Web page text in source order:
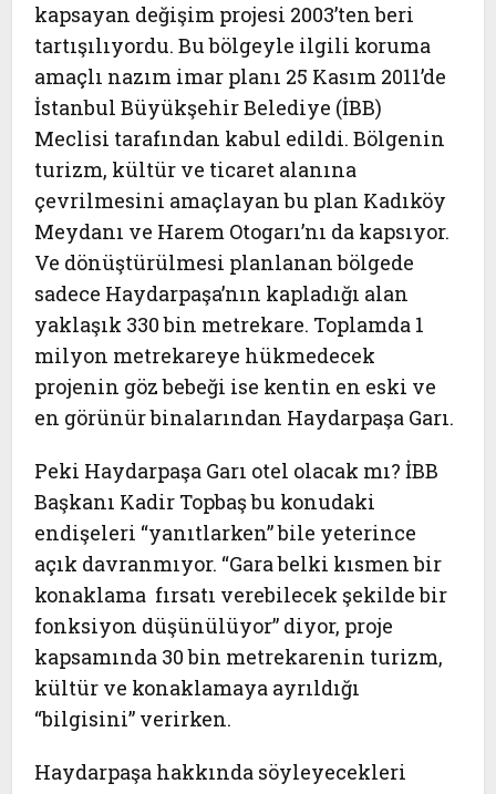
kapsayan değişim projesi 2003’ten beri
tartışılıyordu. Bu bölgeyle ilgili koruma
amaçlı nazım imar planı 25 Kasım 2011’de
İstanbul Büyükşehir Belediye (İBB)
Meclisi tarafından kabul edildi. Bölgenin
turizm, kültür ve ticaret alanına
çevrilmesini amaçlayan bu plan Kadıköy
Meydanı ve Harem Otogarı’nı da kapsıyor.
Ve dönüştürülmesi planlanan bölgede
sadece Haydarpaşa’nın kapladığı alan
yaklaşık 330 bin metrekare. Toplamda 1
milyon metrekareye hükmedecek
projenin göz bebeği ise kentin en eski ve
en görünür binalarından Haydarpaşa Garı.
Peki Haydarpaşa Garı otel olacak mı? İBB
Başkanı Kadir Topbaşbu konudaki
endişeleri “yanıtlarken” bile yeterince
açık davranmıyor. “Gara belki kısmen bir
konaklama fırsatı verebilecek şekilde bir
fonksiyon düşünülüyor” diyor, proje
kapsamında 30 bin metrekarenin turizm,
kültür ve konaklamaya ayrıldığı
“bilgisini” verirken.
Haydarpaşa hakkında söyleyecekleri